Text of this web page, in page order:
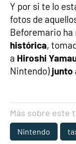
Y por si te lo
fotos de
Beforemario
histórica,
a Hiroshi
Nintendo) junto
Más sobre este
Nintendo